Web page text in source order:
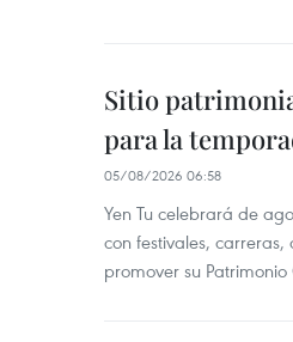
Sitio
para la
05/08/2026 06:58
Yen Tu celebrará de
con festivales,
promover su